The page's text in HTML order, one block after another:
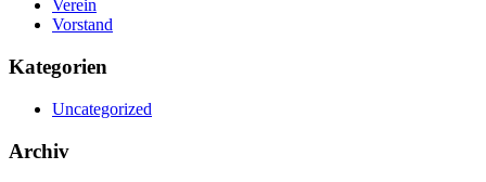
Verein
Vorstand
Kategorien
Uncategorized
Archiv